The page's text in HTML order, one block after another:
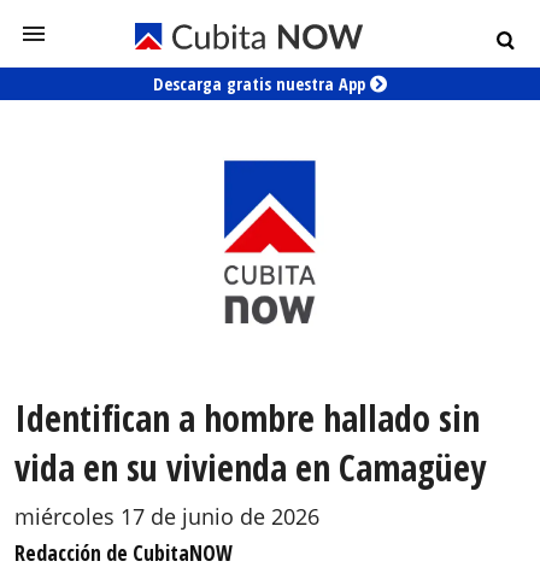
Descarga gratis nuestra App
Identifican a hombre hallado sin
vida en su vivienda en Camagüey
miércoles 17 de junio de 2026
Redacción de CubitaNOW